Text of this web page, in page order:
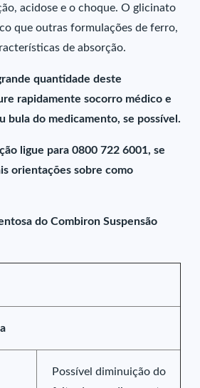
acidose e o choque. O glicinato
que outras formulações de ferro,
de absorção.
quantidade deste
rapidamente socorro médico e
bula do medicamento, se possível.
ligue para 0800 722 6001, se
orientações sobre como
do Combiron Suspensão
Possível diminuição do